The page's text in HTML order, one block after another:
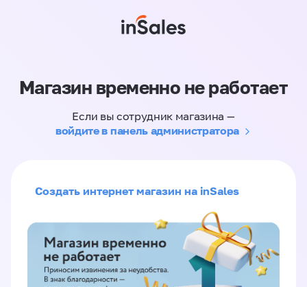
Магазин временно не работает
Если вы сотрудник магазина —
войдите в панель администратора
Создать интернет магазин на inSales